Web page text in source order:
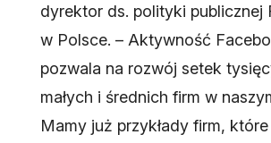
dyrektor ds. polityki publicznej
w Polsce. – Aktywność
pozwala na rozwój setek
małych i średnich firm w
Mamy już przykłady firm, które